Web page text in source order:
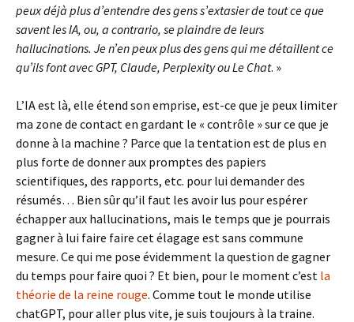
peux déjà plus d’entendre des gens s’extasier de tout ce que
savent les IA, ou, a contrario, se plaindre de leurs
hallucinations. Je n’en peux plus des gens qui me détaillent ce
qu’ils font avec GPT, Claude, Perplexity ou Le Chat. »
L’IA est là, elle étend son emprise, est-ce que je peux limiter
ma zone de contact en gardant le « contrôle » sur ce que je
donne à la machine ? Parce que la tentation est de plus en
plus forte de donner aux promptes des papiers
scientifiques, des rapports, etc. pour lui demander des
résumés… Bien sûr qu’il faut les avoir lus pour espérer
échapper aux hallucinations, mais le temps que je pourrais
gagner à lui faire faire cet élagage est sans commune
mesure. Ce qui me pose évidemment la question de gagner
du temps pour faire quoi ? Et bien, pour le moment c’est la
théorie de la reine rouge. Comme tout le monde utilise
chatGPT, pour aller plus vite, je suis toujours à la traine.